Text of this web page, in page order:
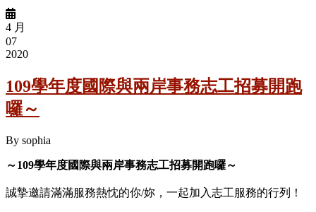
4 月
07
2020
109學年度國際與兩岸事務志工招募開跑
囉～
By sophia
～109學年度國際與兩岸事務志工招募開跑囉～
誠摯邀請滿滿服務熱忱的你/妳，一起加入志工服務的行列！